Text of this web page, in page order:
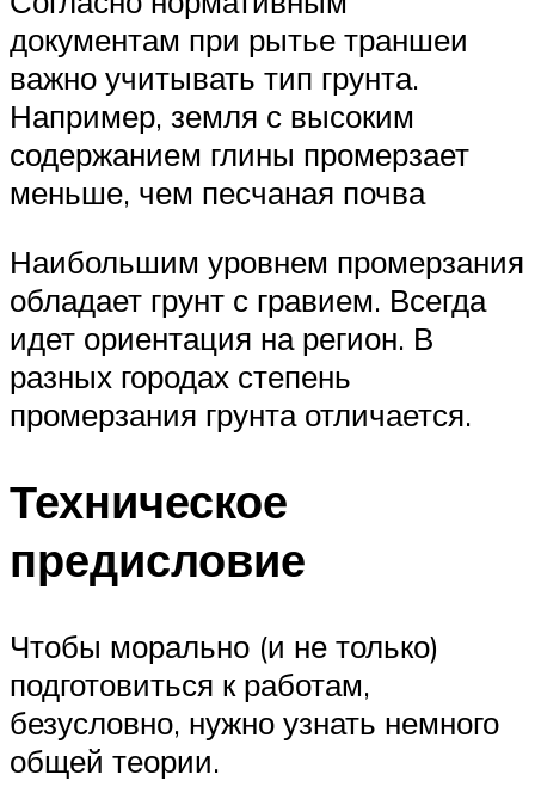
документам при рытье траншеи
важно учитывать тип грунта.
Например, земля с высоким
содержанием глины промерзает
меньше, чем песчаная почва
Наибольшим уровнем промерзания
обладает грунт с гравием. Всегда
идет ориентация на регион. В
разных городах степень
промерзания грунта отличается.
Техническое
предисловие
Чтобы морально (и не только)
подготовиться к работам,
безусловно, нужно узнать немного
общей теории.